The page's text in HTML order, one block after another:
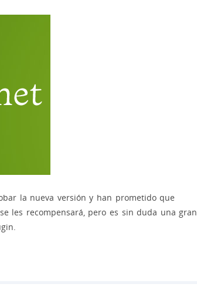
la nueva versión y han prometido que
les recompensará, pero es sin duda una gran